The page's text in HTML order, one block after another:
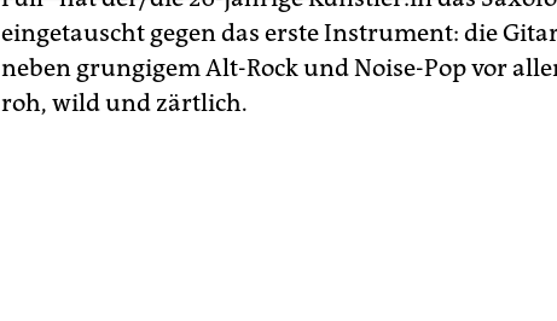
eingetauscht gegen das erste Instrument: die
neben grungigem Alt-Rock und Noise-Pop vor
roh, wild und zärtlich.